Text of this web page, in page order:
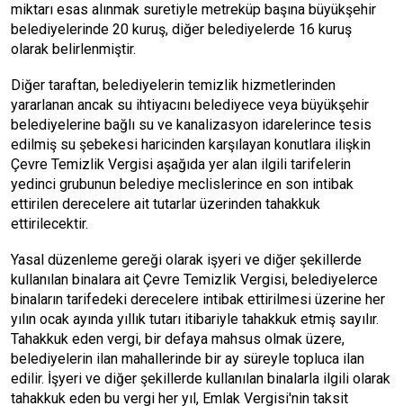
miktarı esas alınmak suretiyle metreküp başına büyükşehir
belediyelerinde 20 kuruş, diğer belediyelerde 16 kuruş
olarak belirlenmiştir.
Diğer taraftan, belediyelerin temizlik hizmetlerinden
yararlanan ancak su ihtiyacını belediyece veya büyükşehir
belediyelerine bağlı su ve kanalizasyon idarelerince tesis
edilmiş su şebekesi haricinden karşılayan konutlara ilişkin
Çevre Temizlik Vergisi aşağıda yer alan ilgili tarifelerin
yedinci grubunun belediye meclislerince en son intibak
ettirilen derecelere ait tutarlar üzerinden tahakkuk
ettirilecektir.
Yasal düzenleme gereği olarak işyeri ve diğer şekillerde
kullanılan binalara ait Çevre Temizlik Vergisi, belediyelerce
binaların tarifedeki derecelere intibak ettirilmesi üzerine her
yılın ocak ayında yıllık tutarı itibariyle tahakkuk etmiş sayılır.
Tahakkuk eden vergi, bir defaya mahsus olmak üzere,
belediyelerin ilan mahallerinde bir ay süreyle topluca ilan
edilir. İşyeri ve diğer şekillerde kullanılan binalarla ilgili olarak
tahakkuk eden bu vergi her yıl, Emlak Vergisi'nin taksit